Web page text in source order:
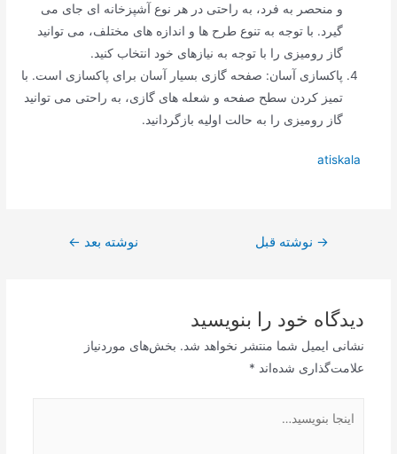
و منحصر به فرد، به راحتی در هر نوع آشپزخانه ای جای می
گیرد. با توجه به تنوع طرح ها و اندازه های مختلف، می توانید
گاز رومیزی را با توجه به نیازهای خود انتخاب کنید.
پاکسازی آسان: صفحه گازی بسیار آسان برای پاکسازی است. با
تمیز کردن سطح صفحه و شعله های گازی، به راحتی می توانید
گاز رومیزی را به حالت اولیه بازگردانید.
atiskala
راهبری→ نوشته قبل نوشته بعد ←
دیدگاه‌ خود را بنویسید
نشانی ایمیل شما منتشر نخواهد شد. بخش‌های موردنیاز
علامت‌گذاری شده‌اند *
بنویسید…